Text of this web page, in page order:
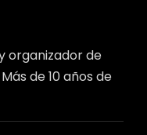
organizador de
de 10 años de